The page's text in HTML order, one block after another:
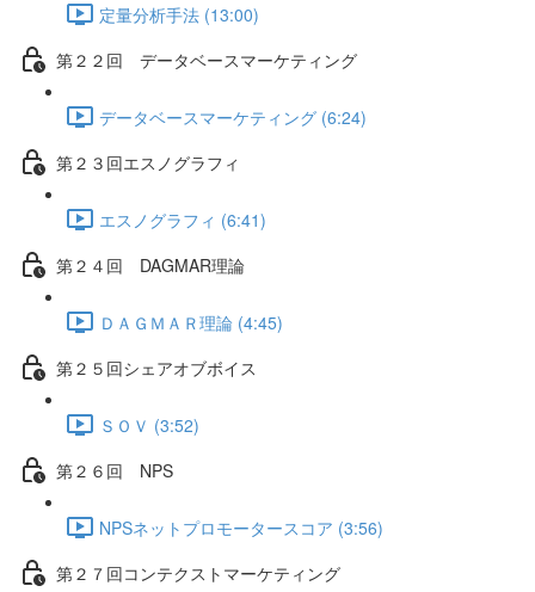
定量分析手法 (13:00)
第２２回 データベースマーケティング
データベースマーケティング (6:24)
第２３回エスノグラフィ
エスノグラフィ (6:41)
第２４回 DAGMAR理論
ＤＡＧＭＡＲ理論 (4:45)
第２５回シェアオブボイス
ＳＯＶ (3:52)
第２６回 NPS
NPSネットプロモータースコア (3:56)
第２７回コンテクストマーケティング